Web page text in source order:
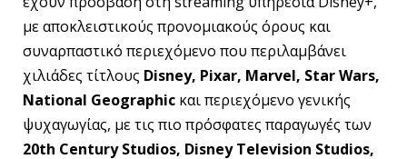
με αποκλειστικούς προνομιακούς όρους και
συναρπαστικό περιεχόμενο που περιλαμβάνει
χιλιάδες τίτλους Disney, Pixar, Marvel, Star Wars,
National Geographic και περιεχόμενο γενικής
ψυχαγωγίας, με τις πιο πρόσφατες παραγωγές των
20th Century Studios, Disney Television Studios,